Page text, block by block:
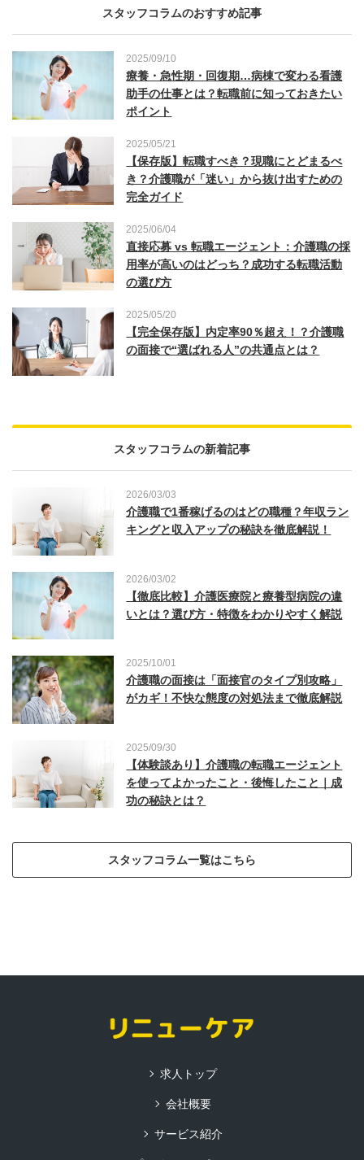
スタッフコラムのおすすめ記事
2025/09/10
療養・急性期・回復期…病棟で変わる看護
助手の仕事とは？転職前に知っておきたい
ポイント
2025/05/21
【保存版】転職すべき？現職にとどまるべ
き？介護職が「迷い」から抜け出すための
完全ガイド
2025/06/04
直接応募 vs 転職エージェント：介護職の採
用率が高いのはどっち？成功する転職活動
の選び方
2025/05/20
【完全保存版】内定率90％超え！？介護職
の面接で“選ばれる人”の共通点とは？
スタッフコラムの新着記事
2026/03/03
介護職で1番稼げるのはどの職種？年収ラン
キングと収入アップの秘訣を徹底解説！
2026/03/02
【徹底比較】介護医療院と療養型病院の違
いとは？選び方・特徴をわかりやすく解説
2025/10/01
介護職の面接は「面接官のタイプ別攻略」
がカギ！不快な態度の対処法まで徹底解説
2025/09/30
【体験談あり】介護職の転職エージェント
を使ってよかったこと・後悔したこと｜成
功の秘訣とは？
スタッフコラム一覧はこちら
求人トップ
会社概要
サービス紹介